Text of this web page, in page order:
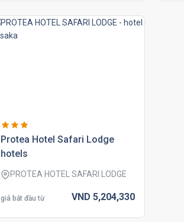
protea hotel safari lodge
hotels
PROTEA HOTEL SAFARI LODGE
giá bắt đầu từ VND 5,204,330